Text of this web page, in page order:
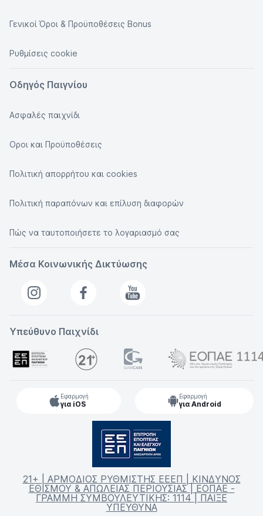
Γενικοί Όροι & Προϋποθέσεις Bonus
Ρυθμίσεις cookie
Οδηγός Παιγνίου
Ασφαλές παιχνίδι
Οροι και Προϋποθέσεις
Πολιτική απορρήτου και cookies
Πολιτική παραπόνων και επίλυση διαφορών
Πώς να ταυτοποιήσετε το λογαριασμό σας
Μέσα Κοινωνικής Δικτύωσης
Υπεύθυνο Παιχνίδι
Εφαρμογή
για iOS
Εφαρμογή
για Android
21+ | ΑΡΜΟΔΙΟΣ ΡΥΘΜΙΣΤΗΣ ΕΕΕΠ | ΚΙΝΔΥΝΟΣ
ΕΘΙΣΜΟΥ & ΑΠΩΛΕΙΑΣ ΠΕΡΙΟΥΣΙΑΣ | ΕΟΠΑΕ -
ΓΡΑΜΜΗ ΣΥΜΒΟΥΛΕΥΤΙΚΗΣ: 1114 | ΠΑΙΞΕ
ΥΠΕΥΘΥΝΑ